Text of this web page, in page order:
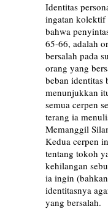
Identitas
ingatan kolektif
bahwa
65-66, adalah
bersalah pada
orang yang
beban identitas
menunjukkan
semua cerpen
terang ia
Memanggil
Kedua cerpen
tentang tokoh
kehilangan
ia ingin
identitasnya
yang bersalah.